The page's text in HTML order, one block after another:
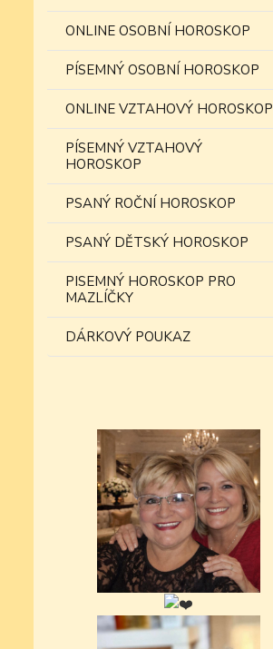
ONLINE OSOBNÍ HOROSKOP
PÍSEMNÝ OSOBNÍ HOROSKOP
ONLINE VZTAHOVÝ HOROSKOP
PÍSEMNÝ VZTAHOVÝ
HOROSKOP
PSANÝ ROČNÍ HOROSKOP
PSANÝ DĚTSKÝ HOROSKOP
PISEMNÝ HOROSKOP PRO
MAZLÍČKY
DÁRKOVÝ POUKAZ